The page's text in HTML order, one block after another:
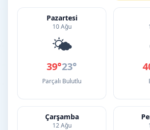
Pazartesi
10 Ağu
🌤️
39°23°
Parçalı Bulutlu
Çarşamba
12 Ağu